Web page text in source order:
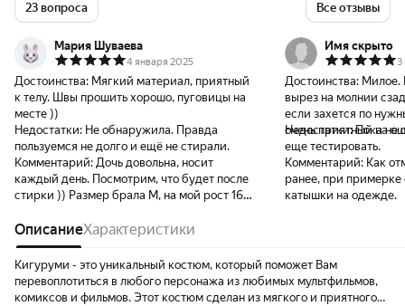
23 вопроса Все отзывы
Мария Шуваева
4 января 2025
Достоинства: Мягкий материал, приятный
к телу. Швы прошить хорошо, пуговицы на
месте ))
Недостатки: Не обнаружила. Правда
пользуемся не долго и ещё не стирали.
Комментарий: Дочь довольна, носит
каждый день. Посмотрим, что будет после
стирки )) Размер брала М, на мой рост 162
впору.
Имя скрыто
3
Достоинства: Милое.
вырез на молнии
если захется по нужным
очень приятный на
Недостатки: Пока не
еще тестировать.
Комментарий: Как
ранее, при примерке
катышки на одежде.
ОписаниеХарактеристики
Кигуруми - это уникальный костюм, который поможет Вам
перевоплотиться в любого персонажа из любимых мультфильмов,
комиксов и фильмов. Этот костюм сделан из мягкого и приятного